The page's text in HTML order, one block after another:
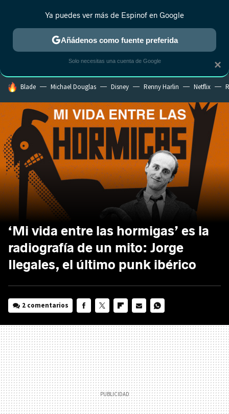
ESTRENOS REALITY ANIME RANKINGS CINE
HOY SE HABLA DE
Blade Michael Douglas Disney Renny Harlin Netflix
‘Mi vida entre las hormigas’ es la
radiografía de un mito: Jorge
Ilegales, el último punk ibérico
2 comentarios
MAIL
×
Ya puedes ver más de Espinof en Google
Añádenos como fuente preferida
Solo necesitas una cuenta de Google